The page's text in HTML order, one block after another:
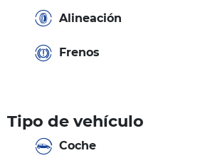
Alineación
Frenos
Tipo de vehículo
Coche